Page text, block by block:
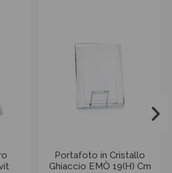
Portafoto in Cristallo
Ghiaccio EMÒ 19(H) Cm